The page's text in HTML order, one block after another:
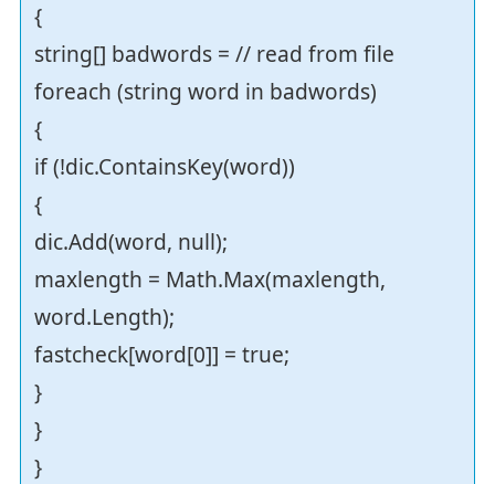
{
string[] badwords = // read from file
foreach (string word in badwords)
{
if (!dic.ContainsKey(word))
{
dic.Add(word, null);
maxlength = Math.Max(maxlength,
word.Length);
fastcheck[word[0]] = true;
}
}
}